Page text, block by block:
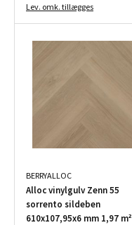
Lev. omk. tillægges
BERRYALLOC
Alloc vinylgulv Zenn 55
sorrento sildeben
610x107,95x6 mm 1,97 m²